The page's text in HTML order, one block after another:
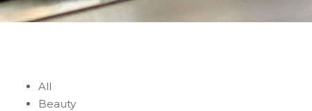
All
Beauty